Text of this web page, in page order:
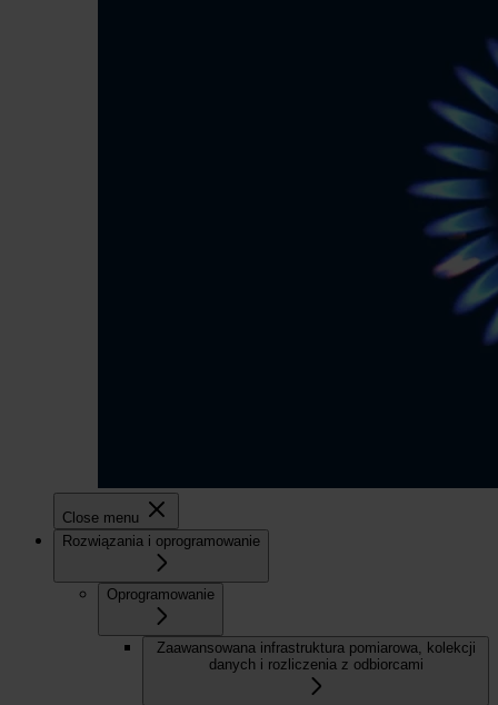
Close menu
Rozwiązania i oprogramowanie
Oprogramowanie
Zaawansowana infrastruktura pomiarowa, kolekcji
danych i rozliczenia z odbiorcami